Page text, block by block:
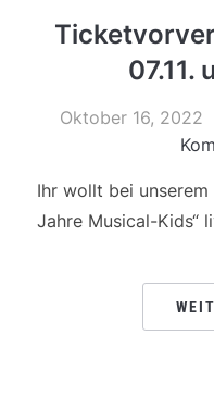
07.11.
Oktober 16, 2022
Ihr wollt bei unserem
Jahre Musical-Kids“